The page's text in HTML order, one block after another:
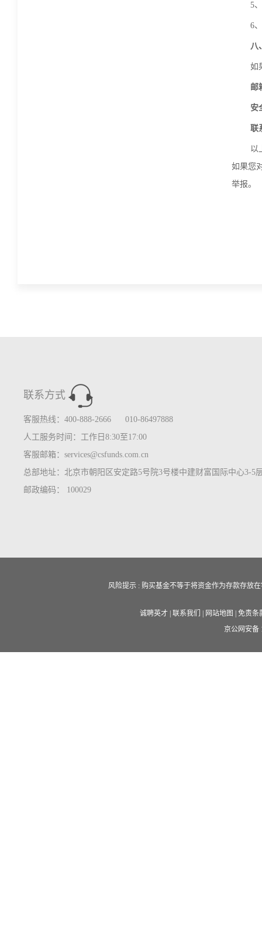
5
6
八
如
邮
安
联
以
如果您
举报。
联系方式
客服热线：400-888-2666 010-86497888
人工服务时间：工作日8:30至17:00
客服邮箱：services@csfunds.com.cn
总部地址：北京市朝阳区安定路5号院3号楼中建财富国际中心3-5
邮政编码： 100029
风险提示 : 购买基金不等于将资金作为存款存放
诚聘英才 联系我们 网站地图
免责条
京公网安备